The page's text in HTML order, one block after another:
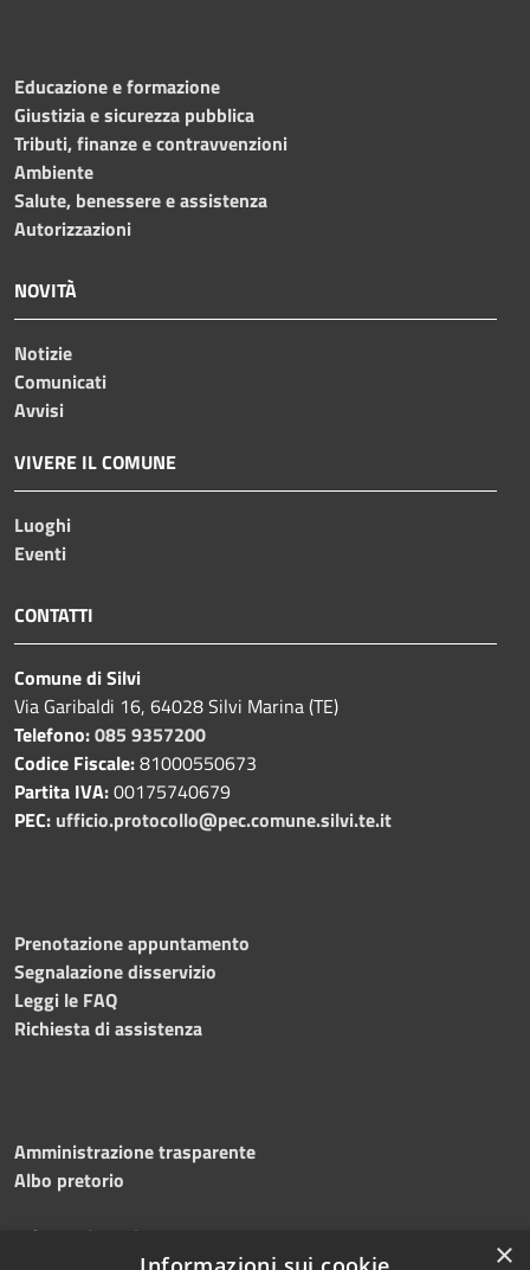
Educazione e formazione
Giustizia e sicurezza pubblica
Tributi, finanze e contravvenzioni
Ambiente
Salute, benessere e assistenza
Autorizzazioni
NOVITÀ
Notizie
Comunicati
Avvisi
VIVERE IL COMUNE
Luoghi
Eventi
CONTATTI
Comune di Silvi
Via Garibaldi 16, 64028 Silvi Marina (TE)
Telefono:085 9357200
Codice Fiscale:81000550673
Partita IVA:00175740679
PEC: ufficio.protocollo@pec.comune.silvi.te.it
Prenotazione appuntamento
Segnalazione disservizio
Leggi le FAQ
Richiesta di assistenza
Amministrazione trasparente
Albo pretorio
Informativa privacy
×